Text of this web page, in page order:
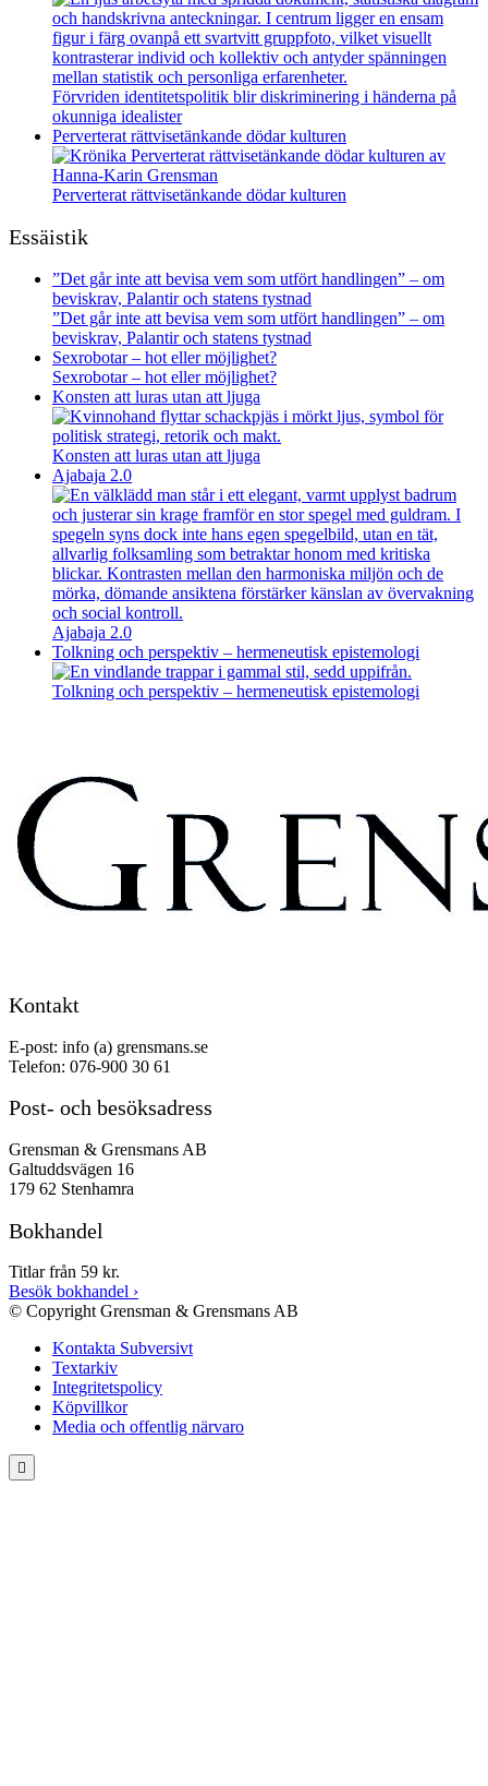
Förvriden identitetspolitik blir diskriminering i händerna på
okunniga idealister
Perverterat rättvisetänkande dödar kulturen
Perverterat rättvisetänkande dödar kulturen
Essäistik
”Det går inte att bevisa vem som utfört handlingen” – om
beviskrav, Palantir och statens tystnad
”Det går inte att bevisa vem som utfört handlingen” – om
beviskrav, Palantir och statens tystnad
Sexrobotar – hot eller möjlighet?
Sexrobotar – hot eller möjlighet?
Konsten att luras utan att ljuga
Konsten att luras utan att ljuga
Ajabaja 2.0
Ajabaja 2.0
Tolkning och perspektiv – hermeneutisk epistemologi
Tolkning och perspektiv – hermeneutisk epistemologi
Kontakt
E-post: info (a) grensmans.se
Telefon: 076-900 30 61
Post- och besöksadress
Grensman & Grensmans AB
Galtuddsvägen 16
179 62 Stenhamra
Bokhandel
Titlar från 59 kr.
Besök bokhandel ›
© Copyright Grensman & Grensmans AB
Kontakta Subversivt
Textarkiv
Integritetspolicy
Köpvillkor
Media och offentlig närvaro
Rulla
till